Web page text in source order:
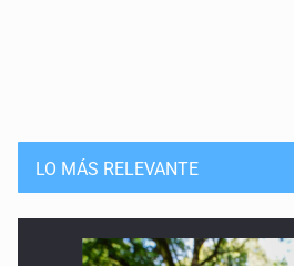
LO MÁS RELEVANTE